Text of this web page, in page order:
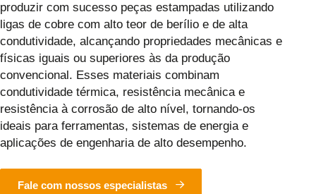
produzir com sucesso peças estampadas utilizando
ligas de cobre com alto teor de berílio e de alta
condutividade, alcançando propriedades mecânicas e
físicas iguais ou superiores às da produção
convencional. Esses materiais combinam
condutividade térmica, resistência mecânica e
resistência à corrosão de alto nível, tornando-os
ideais para ferramentas, sistemas de energia e
aplicações de engenharia de alto desempenho.
Fale com nossos especialistas